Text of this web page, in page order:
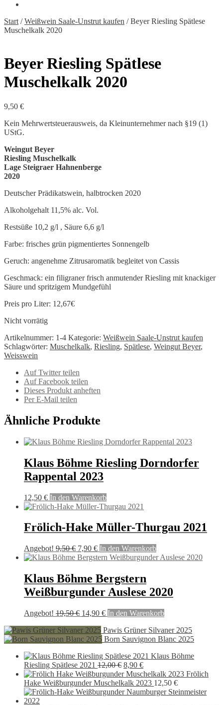
Start /Weißwein Saale-Unstrut kaufen /Beyer Riesling Spätlese
Muschelkalk 2020
Beyer Riesling Spätlese
Muschelkalk 2020
9,50 €
Kein Mehrwertsteuerausweis, da Kleinunternehmer nach §19 (1)
UStG.
Weingut Beyer
Riesling Muschelkalk
Lage Steigraer Hahnenberge
2020
Deutscher Prädikatswein, halbtrocken 2020
Alkoholgehalt 11,5% alc. Vol.
Restsüße 10,2 g/l , Säure 6,6 g/l
Farbe: frisches grün pigmentiertes Sonnengelb
Geruch: angenehme Zitrusaromatik begleitet von Cassis
Geschmack: ein filigraner frisch anmutender Riesling mit knackiger
Säure und spritzigem Mundgefühl
Preis pro Liter: 12,67€
Nicht vorrätig
Artikelnummer: 1-4 Kategorie: Weißwein Saale-Unstrut kaufen
Schlagwörter: Muschelkalk, Riesling, Spätlese, Weingut Beyer,
Weisswein
Auf Twitter teilen
Auf Facebook teilen
Dieses Produkt anheften
Per E-Mail teilen
Ähnliche Produkte
Klaus Böhme Riesling Dorndorfer
Rappental 2023
12,50 € In den Warenkorb
Frölich-Hake Müller-Thurgau 2021
Angebot! 9,50€ Ursprünglicher
Preis
9,50 €
7,90 €Aktueller
Preis
7,90 €.
In den Warenkorb
Klaus Böhme Bergstern
Weißburgunder Auslese 2020
Angebot! 19,50€ Ursprünglicher
war:
19,50 €
14,90 €Aktueller
ist:
14,90 €.
In den Warenkorb
Pawis Grüner Silvaner 2025
Born Sauvignon Blanc 2025
Klaus Böhme
Riesling Spätlese 2021 12,00€ Ursprünglicher
Preis
war:
12,00 €
8,90 €Aktueller
Preis
ist:
8,90 €.
Frölich
Hake Weißburgunder Muschelkalk 2023 12,50 €